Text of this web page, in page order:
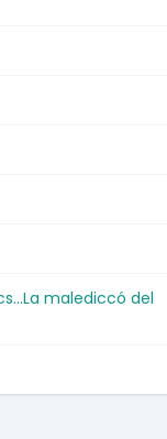
malediccó del